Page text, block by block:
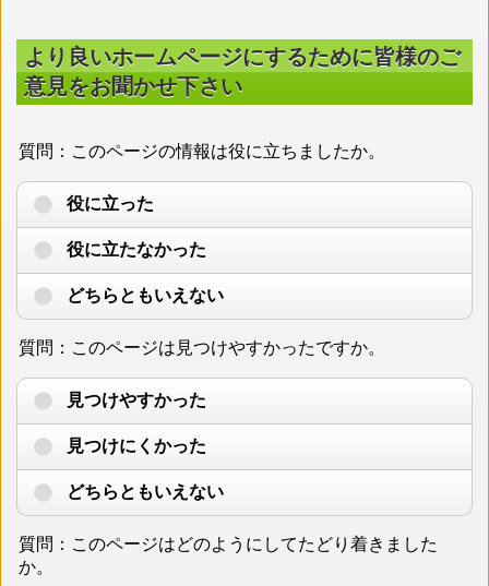
より良いホームページにするために皆様のご
意見をお聞かせ下さい
質問：このページの情報は役に立ちましたか。
役に立った
役に立たなかった
どちらともいえない
質問：このページは見つけやすかったですか。
見つけやすかった
見つけにくかった
どちらともいえない
質問：このページはどのようにしてたどり着きました
か。